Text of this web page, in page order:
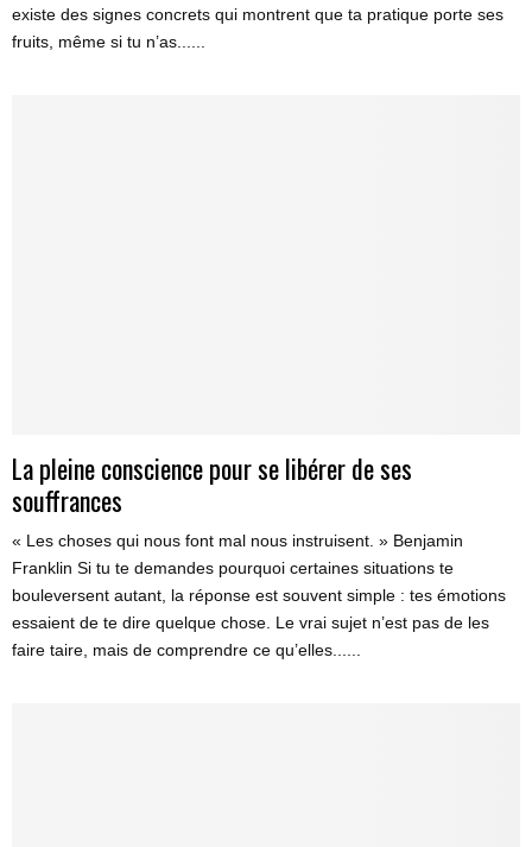
existe des signes concrets qui montrent que ta pratique porte ses
fruits, même si tu n’as......
La pleine conscience pour se libérer de ses
souffrances
« Les choses qui nous font mal nous instruisent. » Benjamin
Franklin Si tu te demandes pourquoi certaines situations te
bouleversent autant, la réponse est souvent simple : tes émotions
essaient de te dire quelque chose. Le vrai sujet n’est pas de les
faire taire, mais de comprendre ce qu’elles......